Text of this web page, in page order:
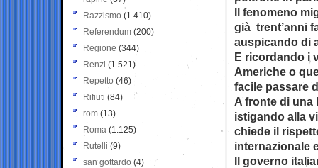
Il fenomeno
già trent’anni
auspicando di
E ricordando i
Americhe o
facile passare
A fronte di una
istigando alla
chiede il
internazionale
Il governo
Razzismo (1.410)
Referendum (200)
Regione (344)
Renzi (1.521)
Repetto (46)
Rifiuti (84)
rom (13)
Roma (1.125)
Rutelli (9)
san gottardo (4)